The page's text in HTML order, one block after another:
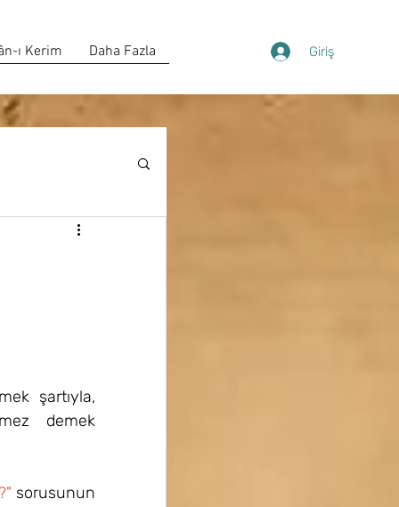
ı Kerim Daha Fazla Giriş
şartıyla,
demek
sorusunun